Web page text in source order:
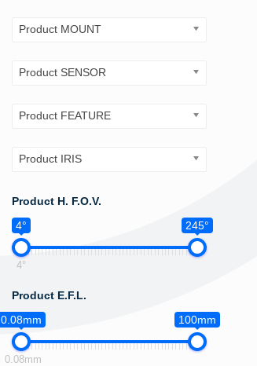
Product MOUNT
Product SENSOR
Product FEATURE
Product IRIS
Product H. F.O.V.
4°
245°
4°
Product E.F.L.
0.08mm
100mm
0.08mm